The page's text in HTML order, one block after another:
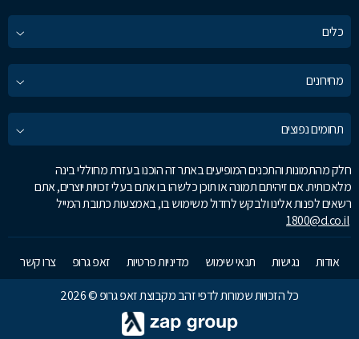
כלים
מחירונים
תחומים נפוצים
חלק מהתמונות והתכנים המופיעים באתר זה הוכנו בעזרת מחוללי בינה
מלאכותית. אם זיהיתם תמונה או תוכן כלשהו בו אתם בעלי זכויות יוצרים, אתם
רשאים לפנות אלינו ולבקש לחדול משימוש בו, באמצעות כתובת המייל
1800@d.co.il
אודות נגישות תנאי שימוש מדיניות פרטיות זאפ גרופ
צרו קשר
כל הזכויות שמורות לדפי זהב מקבוצת זאפ גרופ © 2026